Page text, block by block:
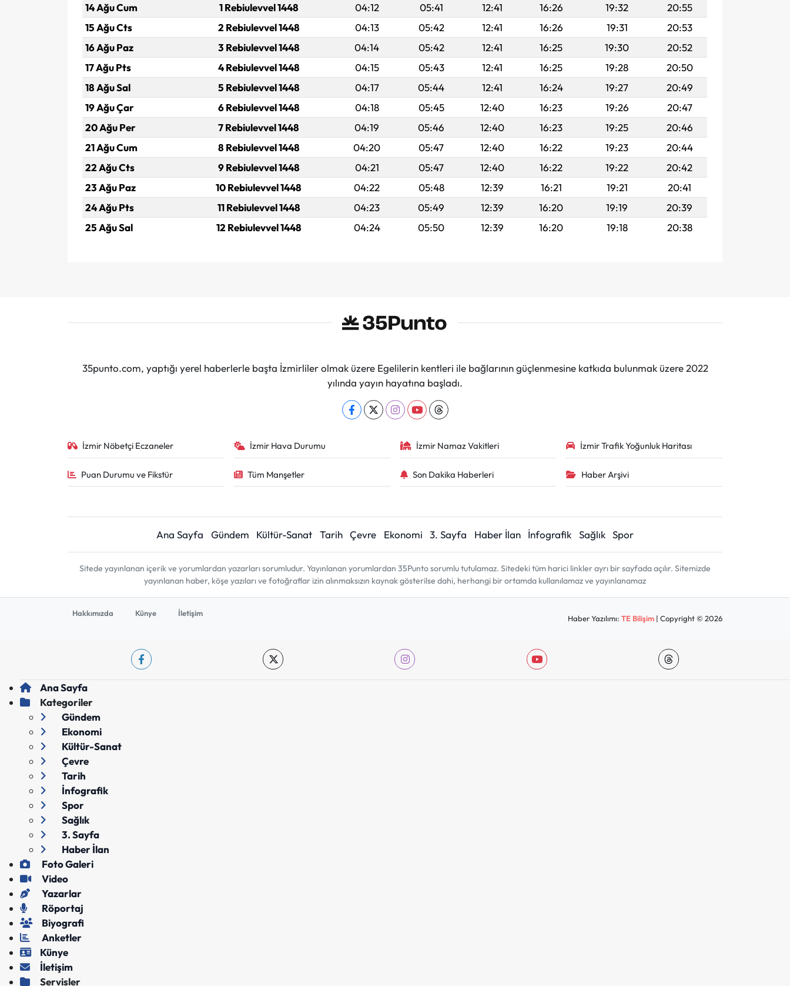
14 Ağu Cum
1 Rebiulevvel 1448 04:12 05:41 12:41 16:26 19:32
20:55
15 Ağu Cts
2 Rebiulevvel 1448 04:13 05:42 12:41 16:26 19:31
20:53
16 Ağu Paz
3 Rebiulevvel 1448 04:14 05:42 12:41 16:25 19:30
20:52
17 Ağu Pts
4 Rebiulevvel 1448 04:15 05:43 12:41 16:25 19:28
20:50
18 Ağu Sal
5 Rebiulevvel 1448 04:17 05:44 12:41 16:24 19:27
20:49
19 Ağu Çar
6 Rebiulevvel 1448 04:18 05:45 12:40 16:23 19:26
20:47
20 Ağu Per
7 Rebiulevvel 1448 04:19 05:46 12:40 16:23 19:25
20:46
21 Ağu Cum
8 Rebiulevvel 1448 04:20 05:47 12:40 16:22 19:23
20:44
22 Ağu Cts
9 Rebiulevvel 1448 04:21 05:47 12:40 16:22 19:22
20:42
23 Ağu Paz
10 Rebiulevvel 1448 04:22 05:48 12:39 16:21 19:21
20:41
24 Ağu Pts
11 Rebiulevvel 1448 04:23 05:49 12:39 16:20 19:19
20:39
25 Ağu Sal
12 Rebiulevvel 1448 04:24 05:50 12:39 16:20 19:18 20:38
35punto.com, yaptığı yerel haberlerle başta İzmirliler olmak üzere Egelilerin kentleri ile bağlarının güçlenmesine katkıda bulunmak üzere 2022
yılında yayın hayatına başladı.
İzmir Nöbetçi Eczaneler İzmir Hava Durumu İzmir Namaz Vakitleri İzmir Trafik Yoğunluk Haritası
Puan Durumu ve Fikstür Tüm Manşetler Son Dakika Haberleri Haber Arşivi
Ana Sayfa Gündem Kültür-Sanat Tarih Çevre Ekonomi 3. Sayfa Haber İlan İnfografik Sağlık Spor
Sitede yayınlanan içerik ve yorumlardan yazarları sorumludur. Yayınlanan yorumlardan 35Punto sorumlu tutulamaz. Sitedeki tüm harici linkler ayrı bir sayfada açılır. Sitemizde
yayınlanan haber, köşe yazıları ve fotoğraflar izin alınmaksızın kaynak gösterilse dahi, herhangi bir ortamda kullanılamaz ve yayınlanamaz
Hakkımızda Künye İletişim
Haber Yazılımı:TE Bilişim | Copyright © 2026
Ana Sayfa
Kategoriler
Gündem
Ekonomi
Kültür-Sanat
Çevre
Tarih
İnfografik
Spor
Sağlık
3. Sayfa
Haber İlan
Foto Galeri
Video
Yazarlar
Röportaj
Biyografi
Anketler
Künye
İletişim
Servisler